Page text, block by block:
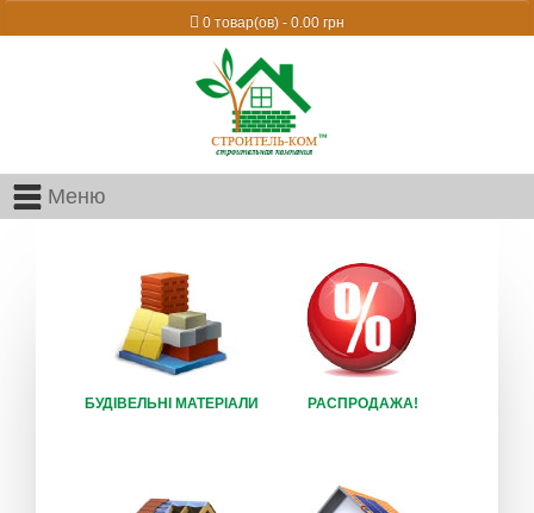
0 товар(ов) - 0.00 грн
Меню
БУДІВЕЛЬНІ МАТЕРІАЛИ РАСПРОДАЖА!